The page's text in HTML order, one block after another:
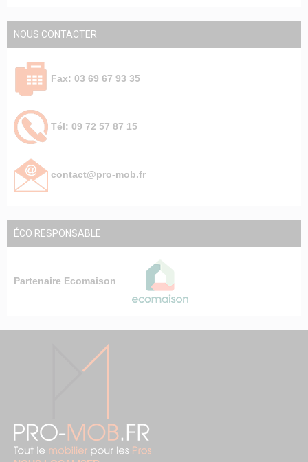
NOUS CONTACTER
Fax: 03 69 67 93 35
Tél: 09 72 57 87 15
contact@pro-mob.fr
ÉCO RESPONSABLE
Partenaire Ecomaison